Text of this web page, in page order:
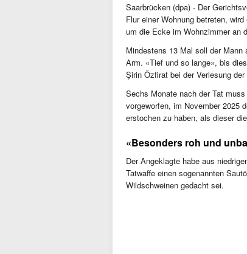
Saarbrücken (dpa) - Der
Flur einer Wohnung betreten,
um die Ecke im Wohnzimmer an
Mindestens 13 Mal soll der
Arm. «Tief und so lange», bis
Şirin Özfirat bei der Verlesung
Sechs Monate nach der Tat
vorgeworfen, im November 2025
erstochen zu haben, als dieser
«Besonders roh und
Der Angeklagte habe aus
Tatwaffe einen sogenannten
Wildschweinen gedacht sei.